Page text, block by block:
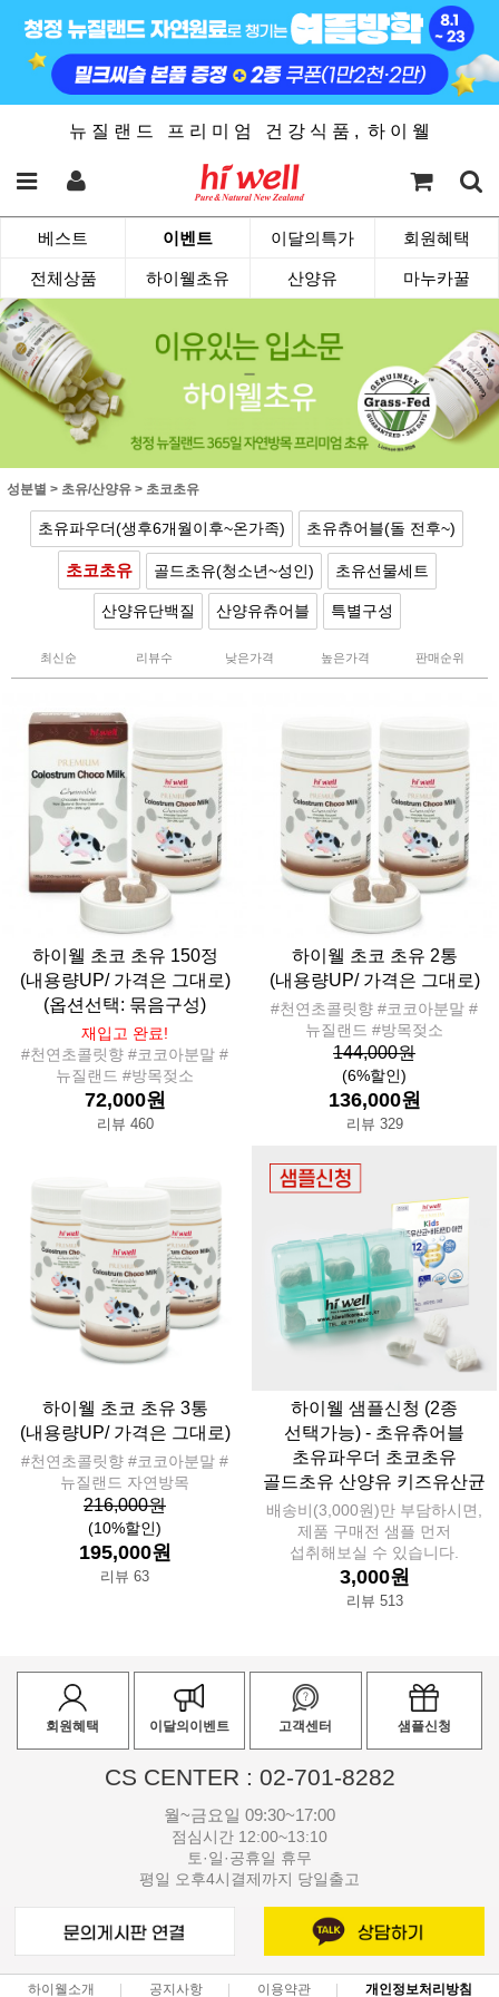
뉴 질 랜 드 프 리 미 엄 건 강 식 품 , 하 이 웰
베스트 이벤트 이달의특가 회원혜택
전체상품 하이웰초유 산양유 마누카꿀
성분별 > 초유/산양유 > 초코초유
초유파우더(생후6개월이후~온가족) 초유츄어블(돌 전후~)
초코초유 골드초유(청소년~성인) 초유선물세트
산양유단백질 산양유츄어블 특별구성
최신순 리뷰수 낮은가격 높은가격 판매순위
하이웰 초코 초유 150정
(내용량UP/ 가격은 그대로)
(옵션선택: 묶음구성)
재입고 완료!
#천연초콜릿향 #코코아분말 #
뉴질랜드 #방목젖소
72,000원
리뷰 460
하이웰 초코 초유 2통
(내용량UP/ 가격은 그대로)
#천연초콜릿향 #코코아분말 #
뉴질랜드 #방목젖소
144,000원
(6%할인)
136,000원
리뷰 329
하이웰 초코 초유 3통
(내용량UP/ 가격은 그대로)
#천연초콜릿향 #코코아분말 #
뉴질랜드 자연방목
216,000원
(10%할인)
195,000원
리뷰 63
하이웰 샘플신청 (2종
선택가능) - 초유츄어블
초유파우더 초코초유
골드초유 산양유 키즈유산균
배송비(3,000원)만 부담하시면,
제품 구매전 샘플 먼저
섭취해보실 수 있습니다.
3,000원
리뷰 513
회원혜택 이달의이벤트 고객센터 샘플신청
CS CENTER : 02-701-8282
월~금요일 09:30~17:00
점심시간 12:00~13:10
토·일·공휴일 휴무
평일 오후4시결제까지 당일출고
하이웰소개 공지사항 이용약관 개인정보처리방침